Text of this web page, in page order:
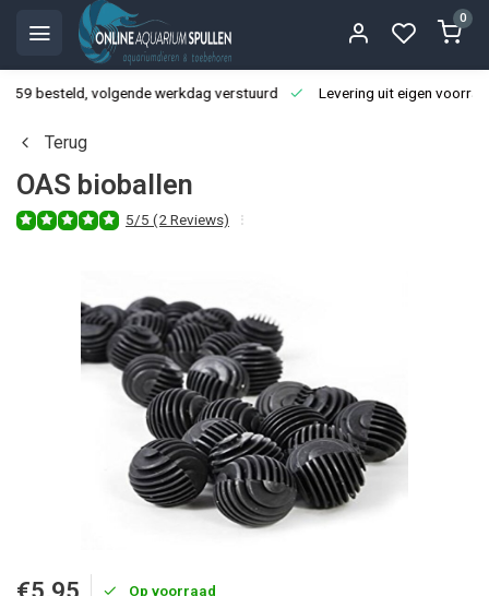
0
besteld, volgende werkdag verstuurd Levering uit eigen
Terug
OAS bioballen
5/5 (2 Reviews)
Op voorraad